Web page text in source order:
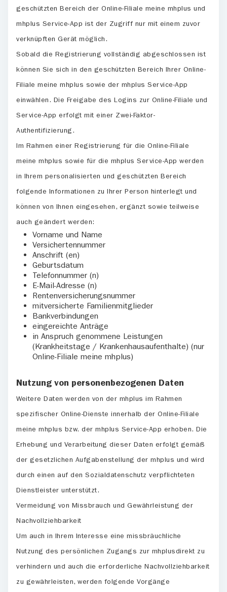
geschützten Bereich der Online-Filiale meine mhplus und
mhplus Service-App ist der Zugriff nur mit einem zuvor
verknüpften Gerät möglich.
Sobald die Registrierung vollständig abgeschlossen ist
können Sie sich in den geschützten Bereich Ihrer Online-
Filiale meine mhplus sowie der mhplus Service-App
einwählen. Die Freigabe des Logins zur Online-Filiale und
Service-App erfolgt mit einer Zwei-Faktor-
Authentifizierung.
Im Rahmen einer Registrierung für die Online-Filiale
meine mhplus sowie für die mhplus Service-App werden
in Ihrem personalisierten und geschützten Bereich
folgende Informationen zu Ihrer Person hinterlegt und
können von Ihnen eingesehen, ergänzt sowie teilweise
auch geändert werden:
Vorname und Name
Versichertennummer
Anschrift (en)
Geburtsdatum
Telefonnummer (n)
E-Mail-Adresse (n)
Rentenversicherungsnummer
mitversicherte Familienmitglieder
Bankverbindungen
eingereichte Anträge
in Anspruch genommene Leistungen
(Krankheitstage / Krankenhausaufenthalte) (nur
Online-Filiale meine mhplus)
Nutzung von personenbezogenen Daten
Weitere Daten werden von der mhplus im Rahmen
spezifischer Online-Dienste innerhalb der Online-Filiale
meine mhplus bzw. der mhplus Service-App erhoben. Die
Erhebung und Verarbeitung dieser Daten erfolgt gemäß
der gesetzlichen Aufgabenstellung der mhplus und wird
durch einen auf den Sozialdatenschutz verpflichteten
Dienstleister unterstützt.
Vermeidung von Missbrauch und Gewährleistung der
Nachvollziehbarkeit
Um auch in Ihrem Interesse eine missbräuchliche
Nutzung des persönlichen Zugangs zur mhplusdirekt zu
verhindern und auch die erforderliche Nachvollziehbarkeit
zu gewährleisten, werden folgende Vorgänge